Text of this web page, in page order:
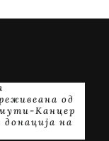
од
Канцер
на